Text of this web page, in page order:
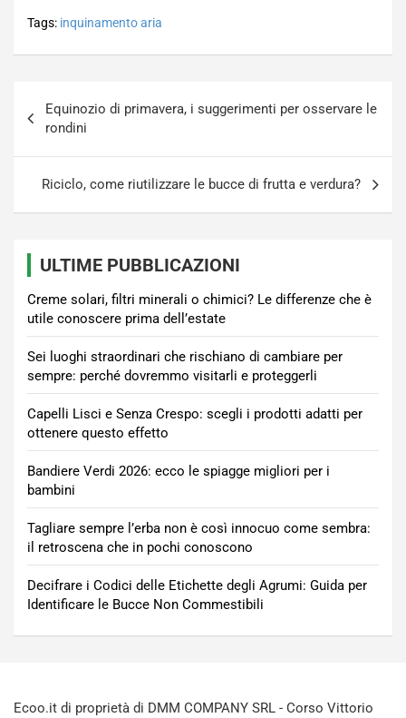
Tags: inquinamento aria
articoli
Equinozio di primavera, i suggerimenti per osservare le
rondini
Riciclo, come riutilizzare le bucce di frutta e verdura?
ULTIME PUBBLICAZIONI
Creme solari, filtri minerali o chimici? Le differenze che è
utile conoscere prima dell’estate
Sei luoghi straordinari che rischiano di cambiare per
sempre: perché dovremmo visitarli e proteggerli
Capelli Lisci e Senza Crespo: scegli i prodotti adatti per
ottenere questo effetto
Bandiere Verdi 2026: ecco le spiagge migliori per i
bambini
Tagliare sempre l’erba non è così innocuo come sembra:
il retroscena che in pochi conoscono
Decifrare i Codici delle Etichette degli Agrumi: Guida per
Identificare le Bucce Non Commestibili
Ecoo.it di proprietà di DMM COMPANY SRL - Corso Vittorio